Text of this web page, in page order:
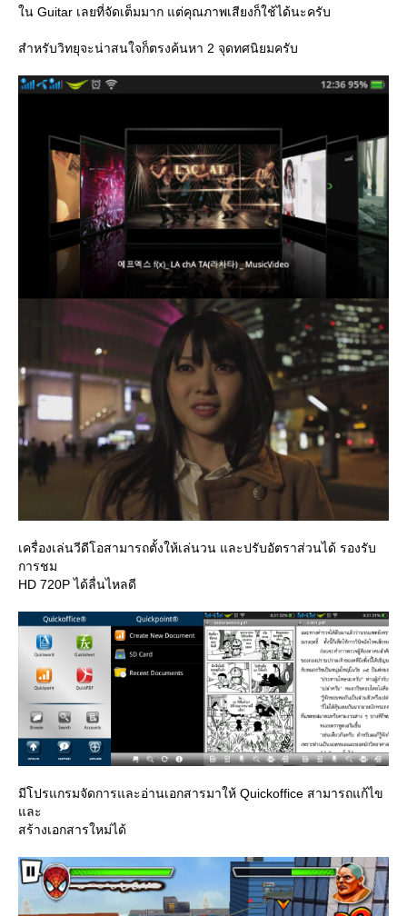
น Guitar เลยที่จัดเต็มมาก แต่คุณภาพเสียงก็ใช้ได้นะครับ
สำหรับวิทยุจะน่าสนใจก็ตรงค้นหา 2 จุดทศนิยมครับ
เครื่องเล่นวีดีโอสามารถตั้งให้เล่นวน และปรับอัตราส่วนได้ รองรับ
การชม
HD 720P ได้ลื่นไหลดี
มีโปรแกรมจัดการและอ่านเอกสารมาให้ Quickoffice สามารถแก้ไข
ละ
สร้างเอกสารใหม่ได้